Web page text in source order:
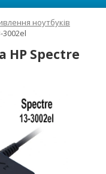
ноутбуків
HP Spectre